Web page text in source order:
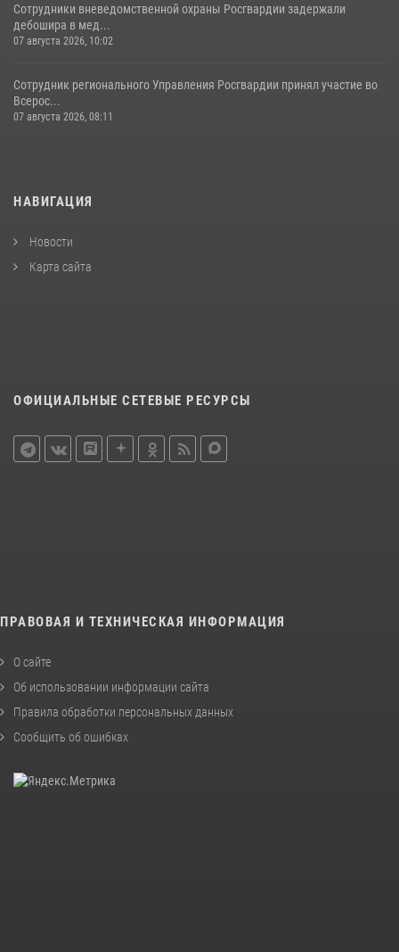
Сотрудники вневедомственной охраны Росгвардии задержали
дебошира в мед...
07 августа 2026, 10:02
Сотрудник регионального Управления Росгвардии принял участие во
Всерос...
07 августа 2026, 08:11
НАВИГАЦИЯ
Новости
Карта сайта
ОФИЦИАЛЬНЫЕ СЕТЕВЫЕ РЕСУРСЫ
ПРАВОВАЯ И ТЕХНИЧЕСКАЯ ИНФОРМАЦИЯ
О сайте
Об использовании информации сайта
Правила обработки персональных данных
Сообщить об ошибках